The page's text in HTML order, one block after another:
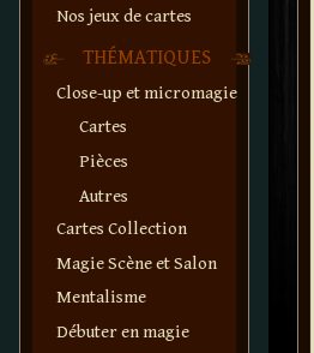
Nos jeux de cartes
THÉMATIQUES
Close-up et micromagie
Cartes
Pièces
Autres
Cartes Collection
Magie Scène et Salon
Mentalisme
Débuter en magie